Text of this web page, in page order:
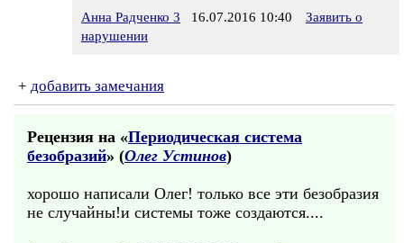
Анна Радченко 3 16.07.2016 10:40
Заявить о
нарушении
+ добавить замечания
Рецензия на «Периодическая система
безобразий» (Олег Устинов)
хорошо написали Олег! только все эти безобразия
не случайны!и системы тоже создаются....